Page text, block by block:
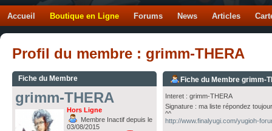
Accueil Boutique en Ligne Forums News Articles
Profil du membre : grimm-THERA
Fiche du Membre
grimm-THERA
Hors Ligne
Membre Inactif depuis le
03/08/2015
Fiche du Membre grimm-
Interet : grimm-THERA
Signature : ma liste répondez
^^
http://www.finalyugi.com/yugioh-